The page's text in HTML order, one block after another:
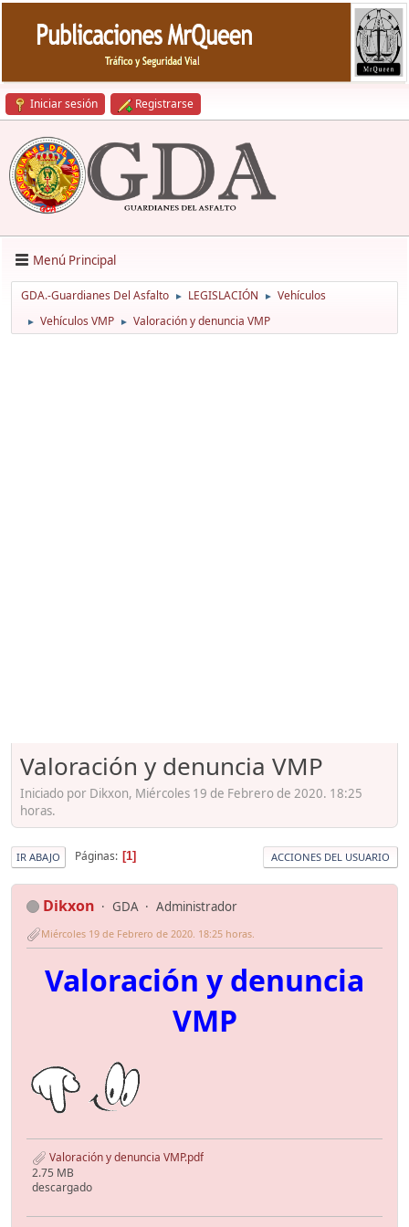
Iniciar sesión Registrarse
Menú Principal
GDA.-Guardianes Del Asfalto ► LEGISLACIÓN ► Vehículos
► Vehículos VMP ► Valoración y denuncia VMP
Valoración y denuncia VMP
Iniciado por Dikxon, Miércoles 19 de Febrero de 2020. 18:25
horas.
IR ABAJO Páginas 1 ACCIONES DEL USUARIO
Dikxon GDA Administrador
Miércoles 19 de Febrero de 2020. 18:25 horas.
Valoración y denuncia
VMP
Valoración y denuncia VMP.pdf
2.75 MB
descargado